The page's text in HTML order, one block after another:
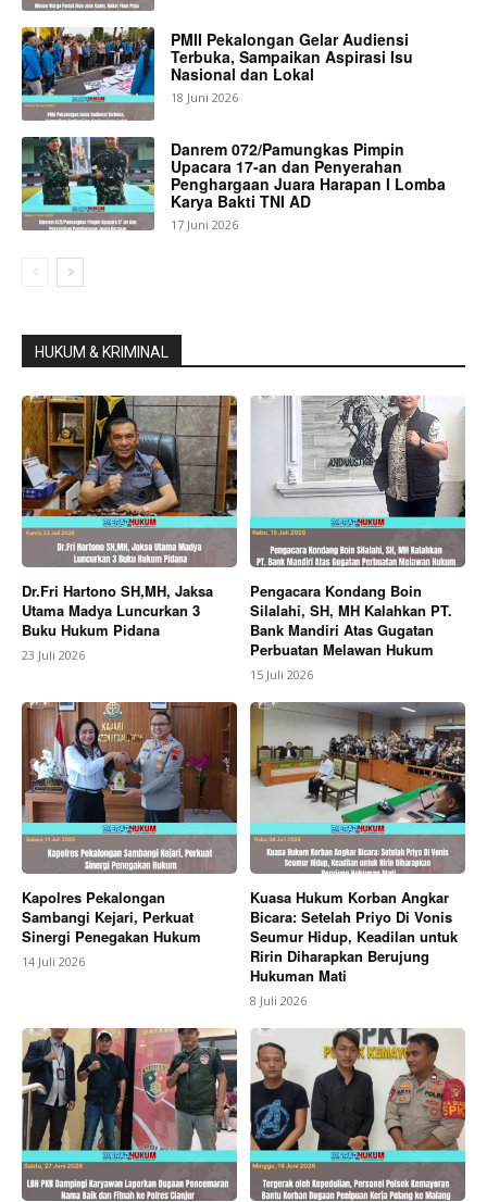
PMII Pekalongan Gelar Audiensi
Terbuka, Sampaikan Aspirasi Isu
Nasional dan Lokal
18 Juni 2026
Danrem 072/Pamungkas Pimpin
Upacara 17-an dan Penyerahan
Penghargaan Juara Harapan I Lomba
Karya Bakti TNI AD
17 Juni 2026
HUKUM & KRIMINAL
Dr.Fri Hartono SH,MH, Jaksa
Utama Madya Luncurkan 3
Buku Hukum Pidana
23 Juli 2026
Pengacara Kondang Boin
Silalahi, SH, MH Kalahkan PT.
Bank Mandiri Atas Gugatan
Perbuatan Melawan Hukum
15 Juli 2026
Kapolres Pekalongan
Sambangi Kejari, Perkuat
Sinergi Penegakan Hukum
14 Juli 2026
Kuasa Hukum Korban Angkar
Bicara: Setelah Priyo Di Vonis
Seumur Hidup, Keadilan untuk
Ririn Diharapkan Berujung
Hukuman Mati
8 Juli 2026